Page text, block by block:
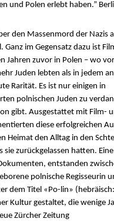
und Polen erlebt haben.”
den Massenmord der Nazis
Ganz im Gegensatz dazu ist
Jahren zuvor in Polen – wo
Juden lebten als in jedem
Rarität. Es ist nur einigen in
polnischen Juden zu
gibt. Ausgestattet mit Film-
diese erfolgreichen
Heimat den Alltag in den
sie zurückgelassen hatten.
entstanden
polnische Regisseurin
dem Titel «Po-lin»
Kultur gestaltet, die wenige
Zürcher Zeitung